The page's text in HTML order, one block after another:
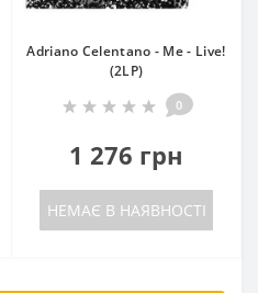
Adriano Celentano - Me - Live!
(2LP)
0
1 276 грн
НЕМАЄ В НАЯВНОСТІ